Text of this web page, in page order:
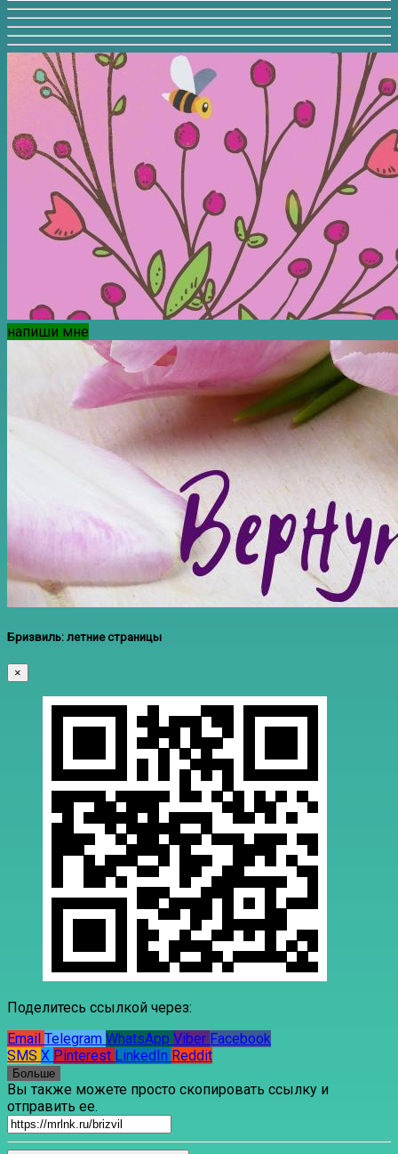
напиши мне
Бризвиль: летние страницы
×
Поделитесь ссылкой через:
Email Telegram WhatsApp Viber Facebook
SMS X Pinterest LinkedIn Reddit
Больше
Вы также можете просто скопировать ссылку и
отправить ее.